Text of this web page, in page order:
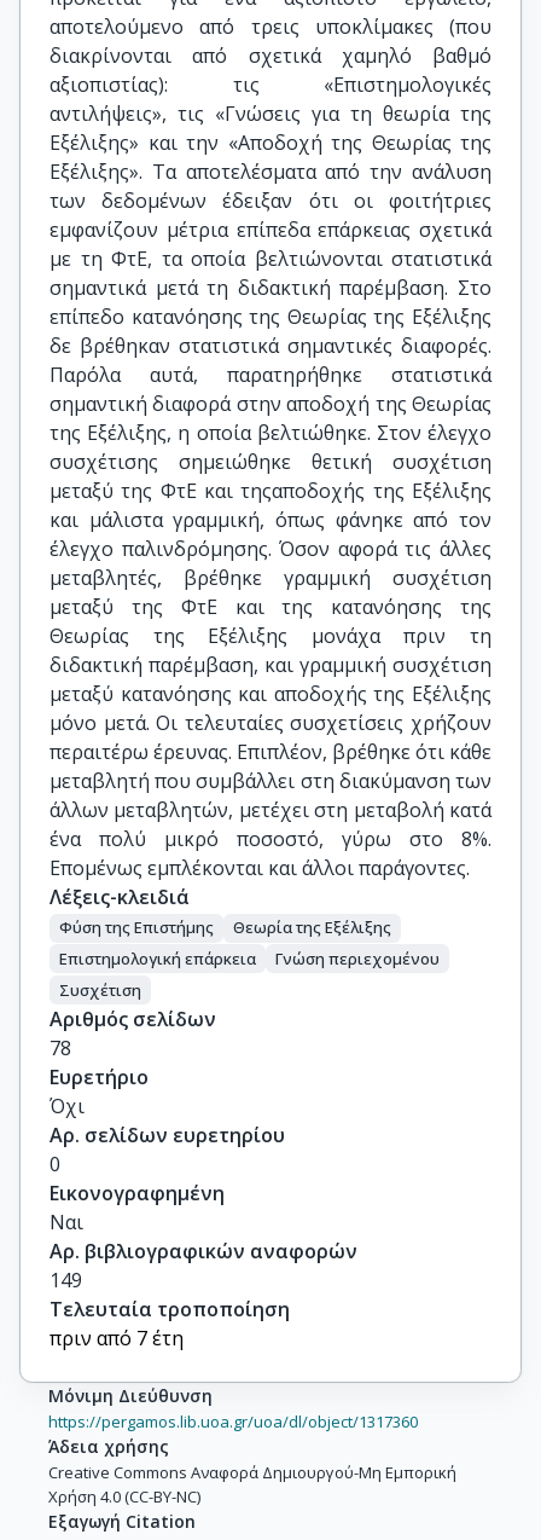
αποτελούμενο από τρεις υποκλίμακες (που
διακρίνονται από σχετικά χαμηλό βαθμό
αξιοπιστίας): τις «Επιστημολογικές
αντιλήψεις», τις «Γνώσεις για τη θεωρία της
Εξέλιξης» και την «Αποδοχή της Θεωρίας της
Εξέλιξης». Τα αποτελέσματα από την ανάλυση
των δεδομένων έδειξαν ότι οι φοιτήτριες
εμφανίζουν μέτρια επίπεδα επάρκειας σχετικά
με τη ΦτΕ, τα οποία βελτιώνονται στατιστικά
σημαντικά μετά τη διδακτική παρέμβαση. Στο
επίπεδο κατανόησης της Θεωρίας της Εξέλιξης
δε βρέθηκαν στατιστικά σημαντικές διαφορές.
Παρόλα αυτά, παρατηρήθηκε στατιστικά
σημαντική διαφορά στην αποδοχή της Θεωρίας
της Εξέλιξης, η οποία βελτιώθηκε. Στον έλεγχο
συσχέτισης σημειώθηκε θετική συσχέτιση
μεταξύ της ΦτΕ και τηςαποδοχής της Εξέλιξης
και μάλιστα γραμμική, όπως φάνηκε από τον
έλεγχο παλινδρόμησης. Όσον αφορά τις άλλες
μεταβλητές, βρέθηκε γραμμική συσχέτιση
μεταξύ της ΦτΕ και της κατανόησης της
Θεωρίας της Εξέλιξης μονάχα πριν τη
διδακτική παρέμβαση, και γραμμική συσχέτιση
μεταξύ κατανόησης και αποδοχής της Εξέλιξης
μόνο μετά. Οι τελευταίες συσχετίσεις χρήζουν
περαιτέρω έρευνας. Επιπλέον, βρέθηκε ότι κάθε
μεταβλητή που συμβάλλει στη διακύμανση των
άλλων μεταβλητών, μετέχει στη μεταβολή κατά
ένα πολύ μικρό ποσοστό, γύρω στο 8%.
Επομένως εμπλέκονται και άλλοι παράγοντες.
Λέξεις-κλειδιά
Φύση της Επιστήμης
Θεωρία της Εξέλιξης
Επιστημολογική επάρκεια
Γνώση περιεχομένου
Συσχέτιση
Αριθμός σελίδων
78
Ευρετήριο
Όχι
Αρ. σελίδων ευρετηρίου
0
Εικονογραφημένη
Ναι
Αρ. βιβλιογραφικών αναφορών
149
Τελευταία τροποποίηση
πριν από 7 έτη
Μόνιμη Διεύθυνση
https://pergamos.lib.uoa.gr/uoa/dl/object/1317360
Άδεια χρήσης
Creative Commons Αναφορά Δημιουργού-Μη Εμπορική
Χρήση 4.0 (CC-BY-NC)
Εξαγωγή Citation